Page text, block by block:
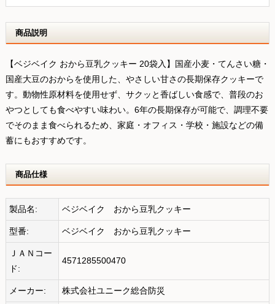
商品説明
【ベジベイク おから豆乳クッキー 20袋入】国産小麦・てんさい糖・
国産大豆のおからを使用した、やさしい甘さの長期保存クッキーで
す。動物性原材料を使用せず、サクッと香ばしい食感で、普段のお
やつとしても食べやすい味わい。6年の長期保存が可能で、調理不要
でそのまま食べられるため、家庭・オフィス・学校・施設などの備
蓄にもおすすめです。
商品仕様
製品名: ベジベイク おから豆乳クッキー
型番: ベジベイク おから豆乳クッキー
ＪＡＮコー
ド:
4571285500470
メーカー: 株式会社ユニーク総合防災